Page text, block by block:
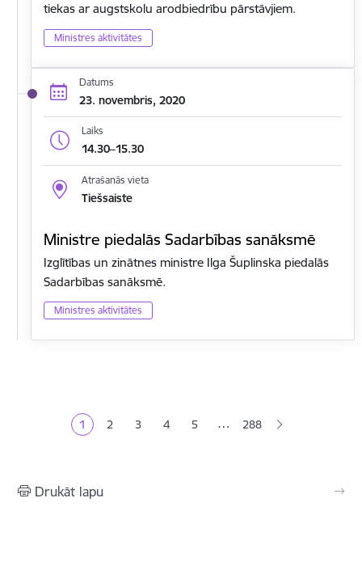
tiekas ar augstskolu arodbiedrību pārstāvjiem.
Ministres aktivitātes
Datums
23. novembris, 2020
Laiks
14.30–15.30
Atrašanās vieta
Tiešsaiste
Ministre piedalās Sadarbības sanāksmē
Izglītības un zinātnes ministre Ilga Šuplinska piedalās
Sadarbības sanāksmē.
Ministres aktivitātes
Pašreizējā lapa
1 Lapa
2 Lapa
3 Lapa
4 Lapa
5 … 288
Drukāt lapu